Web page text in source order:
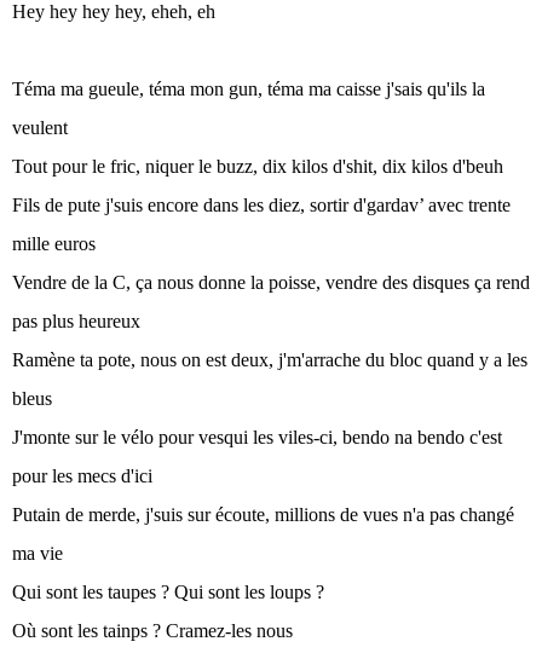
Hey hey hey hey, eheh, eh
Téma ma gueule, téma mon gun, téma ma caisse j'sais qu'ils la
veulent
Tout pour le fric, niquer le buzz, dix kilos d'shit, dix kilos d'beuh
Fils de pute j'suis encore dans les diez, sortir d'gardav’ avec trente
mille euros
Vendre de la C, ça nous donne la poisse, vendre des disques ça rend
pas plus heureux
Ramène ta pote, nous on est deux, j'm'arrache du bloc quand y a les
bleus
J'monte sur le vélo pour vesqui les viles-ci, bendo na bendo c'est
pour les mecs d'ici
Putain de merde, j'suis sur écoute, millions de vues n'a pas changé
ma vie
Qui sont les taupes ? Qui sont les loups ?
Où sont les tainps ? Cramez-les nous